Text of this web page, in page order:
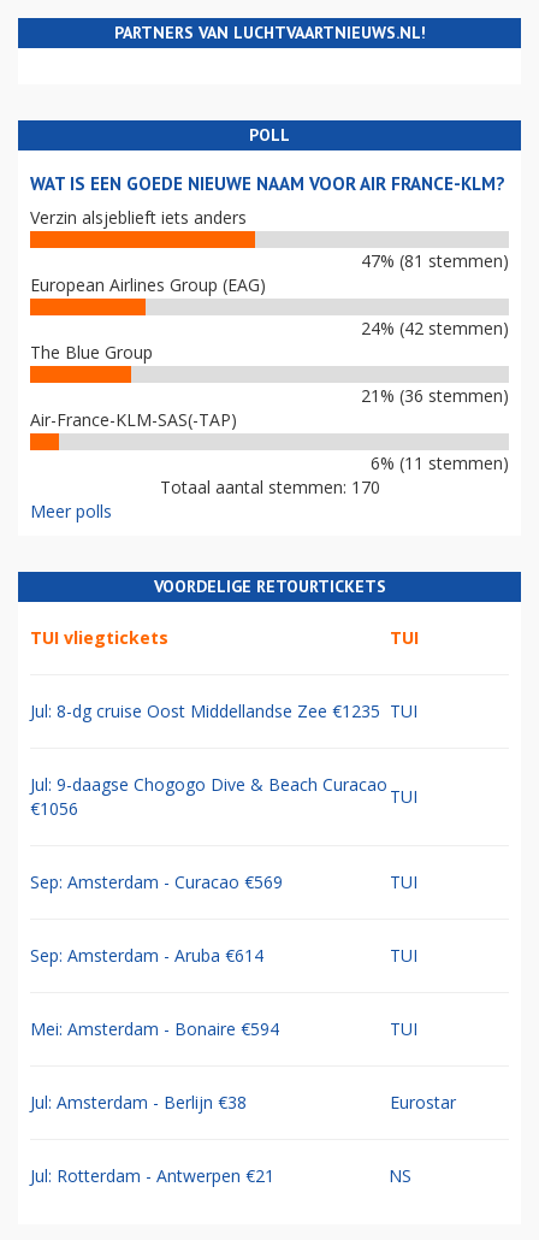
PARTNERS VAN LUCHTVAARTNIEUWS.NL!
POLL
WAT IS EEN GOEDE NIEUWE NAAM VOOR AIR FRANCE-KLM?
Verzin alsjeblieft iets anders
47% (81 stemmen)
European Airlines Group (EAG)
24% (42 stemmen)
The Blue Group
21% (36 stemmen)
Air-France-KLM-SAS(-TAP)
6% (11 stemmen)
Totaal aantal stemmen: 170
Meer polls
VOORDELIGE RETOURTICKETS
TUI vliegtickets TUI
Jul: 8-dg cruise Oost Middellandse Zee €1235 TUI
Jul: 9-daagse Chogogo Dive & Beach Curacao
€1056
TUI
Sep: Amsterdam - Curacao €569 TUI
Sep: Amsterdam - Aruba €614 TUI
Mei: Amsterdam - Bonaire €594 TUI
Jul: Amsterdam - Berlijn €38 Eurostar
Jul: Rotterdam - Antwerpen €21 NS